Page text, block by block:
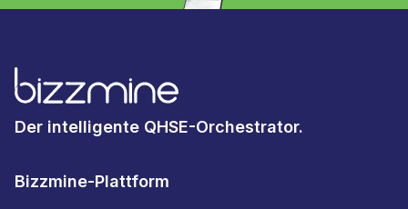
Der intelligente QHSE-Orchestrator.
Bizzmine-Plattform